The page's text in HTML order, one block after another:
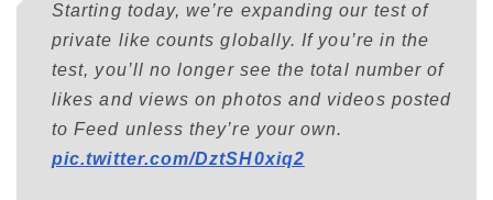
Starting today, we’re expanding our test of
private like counts globally. If you’re in the
test, you’ll no longer see the total number of
likes and views on photos and videos posted
to Feed unless they’re your own.
pic.twitter.com/DztSH0xiq2